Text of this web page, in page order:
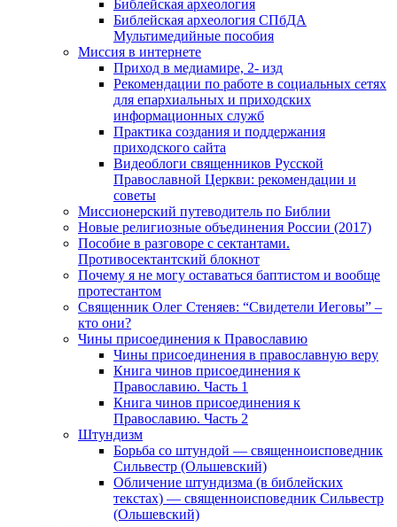
Библейская археология
Библейская археология СПбДА
Мультимедийные пособия
Миссия в интернете
Приход в медиамире, 2- изд
Рекомендации по работе в социальных сетях
для епархиальных и приходских
информационных служб
Практика создания и поддержания
приходского сайта
Видеоблоги священников Русской
Православной Церкви: рекомендации и
советы
Миссионерский путеводитель по Библии
Новые религиозные объединения России (2017)
Пособие в разговоре с сектантами.
Противосектантский блокнот
Почему я не могу оставаться баптистом и вообще
протестантом
Священник Олег Стеняев: “Свидетели Иеговы” –
кто они?
Чины присоединения к Православию
Чины присоединения в православную веру
Книга чинов присоединения к
Православию. Часть 1
Книга чинов присоединения к
Православию. Часть 2
Штундизм
Борьба со штундой — священноисповедник
Сильвестр (Ольшевский)
Обличение штундизма (в библейских
текстах) — священноисповедник Сильвестр
(Ольшевский)